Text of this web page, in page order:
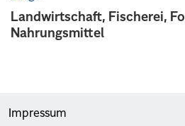
Landwirtschaft, Fischerei,
Nahrungsmittel
Impressum